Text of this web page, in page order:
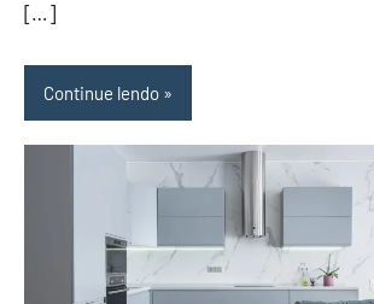
[…]
Continue lendo